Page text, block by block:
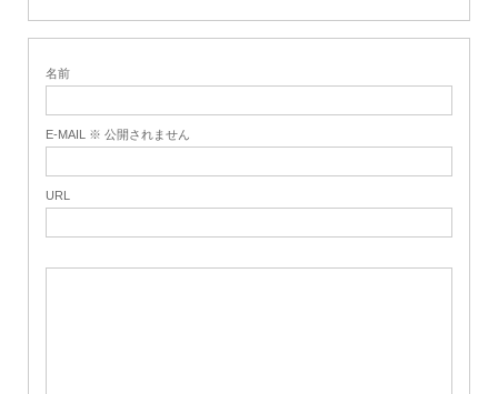
名前
E-MAIL ※ 公開されません
URL